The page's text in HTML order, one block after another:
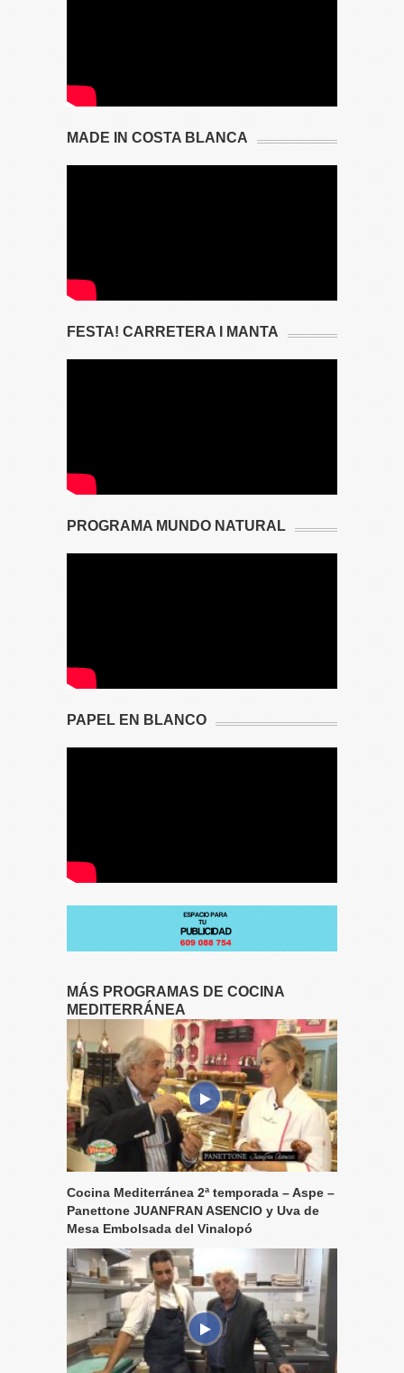
MADE IN COSTA BLANCA
FESTA! CARRETERA I MANTA
PROGRAMA MUNDO NATURAL
PAPEL EN BLANCO
MÁS PROGRAMAS DE COCINA
MEDITERRÁNEA
Cocina Mediterránea 2ª temporada – Aspe –
Panettone JUANFRAN ASENCIO y Uva de
Mesa Embolsada del Vinalopó